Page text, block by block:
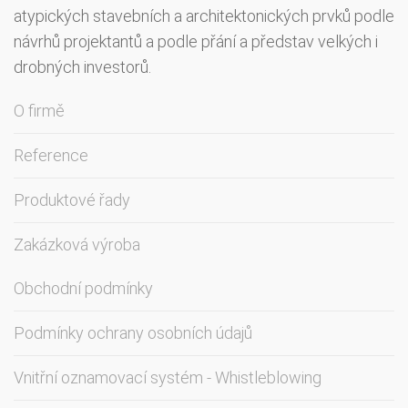
atypických stavebních a architektonických prvků podle
návrhů projektantů a podle přání a představ velkých i
drobných investorů.
O firmě
Reference
Produktové řady
Zakázková výroba
Obchodní podmínky
Podmínky ochrany osobních údajů
Vnitřní oznamovací systém - Whistleblowing